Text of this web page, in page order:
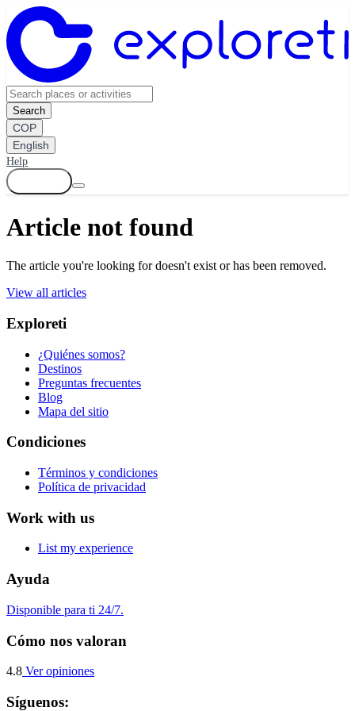
Search
COP
English
Help
Article not found
The article you're looking for doesn't exist or has been removed.
View all articles
Exploreti
¿Quiénes somos?
Destinos
Preguntas frecuentes
Blog
Mapa del sitio
Condiciones
Términos y condiciones
Política de privacidad
Work with us
List my experience
Ayuda
Disponible para ti 24/7.
Cómo nos valoran
4.8 Ver opiniones
Síguenos: